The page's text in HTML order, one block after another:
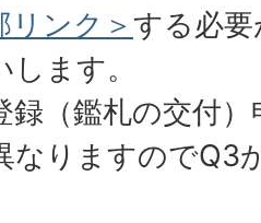
ンク＞ する必
ます。
録（鑑札の交付
なりますのでQ3